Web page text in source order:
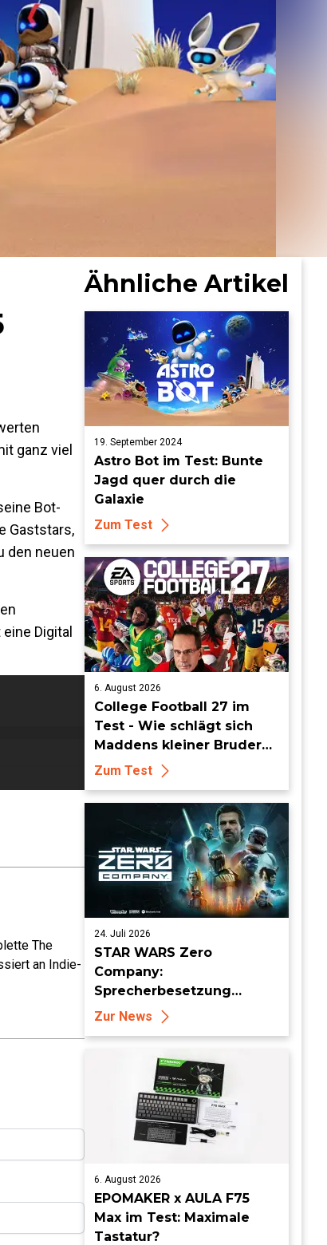
ganz viel
Bot-
Gaststars,
den neuen
Digital
The
an Indie-
Ähnliche Artikel
19. September 2024
Astro Bot im Test: Bunte
Jagd quer durch die
Galaxie
Zum Test
6. August 2026
College Football 27 im
Test - Wie schlägt sich
Maddens kleiner Bruder
dieses Jahr?
Zum Test
24. Juli 2026
STAR WARS Zero
Company:
Sprecherbesetzung
enthüllt und Auftritt auf
der San Diego Comic Con
Zur News
6. August 2026
EPOMAKER x AULA F75
Max im Test: Maximale
Tastatur?